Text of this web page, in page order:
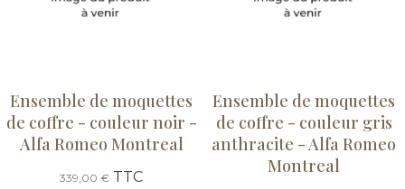
Ensemble de moquettes
de coffre - couleur noir -
Alfa Romeo Montreal
339,00 € TTC
Ensemble de moquettes
de coffre - couleur gris
anthracite - Alfa Romeo
Montreal